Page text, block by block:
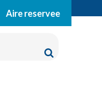
Aire reservee